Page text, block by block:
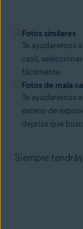
Fotos similares
Te ayudaremos
casi),
fácilmente.
Fotos de mala
Te ayudaremos
exceso de
deprisa que
Siempre